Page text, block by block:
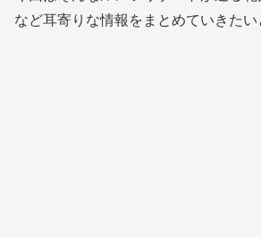
など耳寄りな情報をまとめていきたい